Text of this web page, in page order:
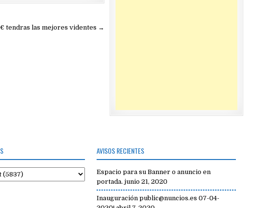
tendras las mejores videntes →
AVISOS RECIENTES
Espacio para su Banner o anuncio en
portada. junio 21, 2020
Inauguración public@nuncios.es 07-04-